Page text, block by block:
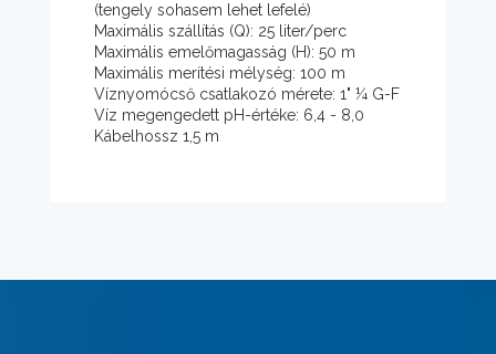
(tengely sohasem lehet lefelé)
Maximális szállítás (Q): 25 liter/perc
Maximális emelőmagasság (H): 50 m
Maximális merítési mélység: 100 m
Víznyomócső csatlakozó mérete: 1" ¼ G-F
Víz megengedett pH-értéke: 6,4 - 8,0
Kábelhossz 1,5 m